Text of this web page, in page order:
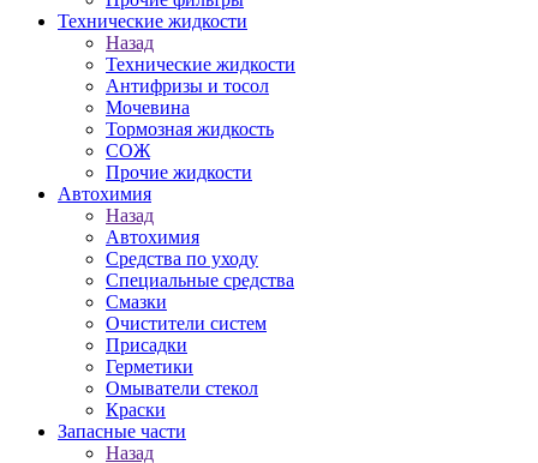
Технические жидкости
Назад
Технические жидкости
Антифризы и тосол
Мочевина
Тормозная жидкость
СОЖ
Прочие жидкости
Автохимия
Назад
Автохимия
Средства по уходу
Специальные средства
Смазки
Очистители систем
Присадки
Герметики
Омыватели стекол
Краски
Запасные части
Назад